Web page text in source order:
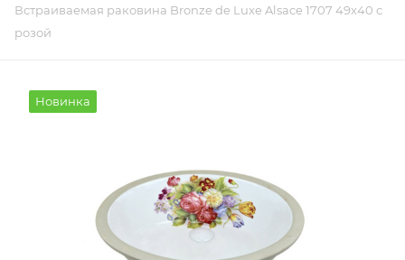
Встраиваемая раковина Bronze de Luxe Alsace 1707 49x40 с
розой
Новинка